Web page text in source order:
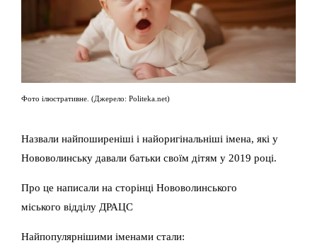
Фото ілюстративне. (Джерело: Politeka.net)
Назвали найпоширеніші і найоригінальніші імена, які у
Нововолинську давали батьки своїм дітям у 2019 році.
Про це написали на сторінці Нововолинського
міського відділу ДРАЦС
Найпопулярнішими іменами стали: